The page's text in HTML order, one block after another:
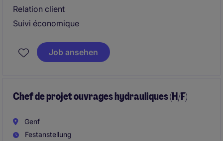
Relation client
Suivi économique
Job ansehen
Chef de projet ouvrages hydrauliques (H/F)
Genf
Festanstellung